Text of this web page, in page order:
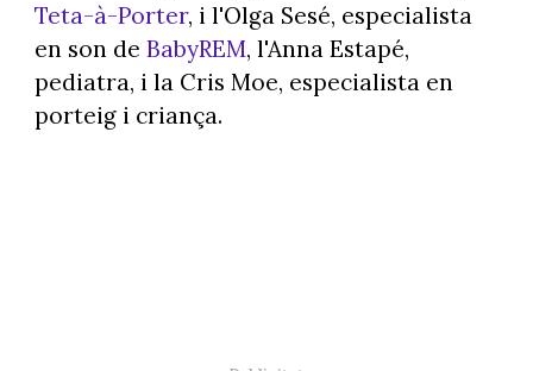
Teta-à-Porter, i l'Olga Sesé, especialista
en son de BabyREM, l'Anna Estapé,
pediatra, i la Cris Moe, especialista en
porteig i criança.